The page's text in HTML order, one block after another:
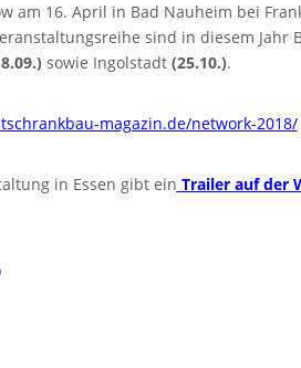
am 16. April in Bad Nauheim bei
sind in diesem Jahr
sowie Ingolstadt(25.10.).
magazin.de/network-2018/
in Essen gibt ein Trailer auf der